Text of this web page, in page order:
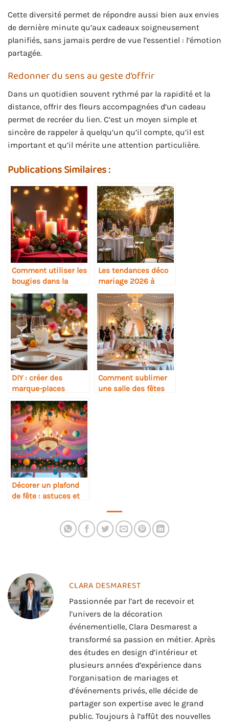
Cette diversité permet de répondre aussi bien aux envies
de dernière minute qu’aux cadeaux soigneusement
planifiés, sans jamais perdre de vue l’essentiel : l’émotion
partagée.
Redonner du sens au geste d’offrir
Dans un quotidien souvent rythmé par la rapidité et la
distance, offrir des fleurs accompagnées d’un cadeau
permet de recréer du lien. C’est un moyen simple et
sincère de rappeler à quelqu’un qu’il compte, qu’il est
important et qu’il mérite une attention particulière.
Publications Similaires :
Comment utiliser les
bougies dans la
décoration festive
Les tendances déco
mariage 2026 à
suivre
DIY : créer des
marque-places
originaux pour vos
invités
Comment sublimer
une salle des fêtes
Décorer un plafond
de fête : astuces et
CLARA DESMAREST
Passionnée par l’art de recevoir et
l’univers de la décoration
événementielle, Clara Desmarest a
transformé sa passion en métier. Après
des études en design d’intérieur et
plusieurs années d’expérience dans
l’organisation de mariages et
d’événements privés, elle décide de
partager son expertise avec le grand
public. Toujours à l’affût des nouvelles